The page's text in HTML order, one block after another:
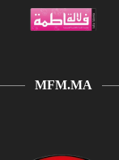
MFM.MA